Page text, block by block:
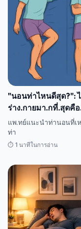
"นอนท่าไหนดีสุด?":
ร่าง.กายมา.กที่.สุดคือ
แพ.ทย์แนะนำท่านอนที่เ
ท่า
⏱️ 1 นาทีในการอ่าน